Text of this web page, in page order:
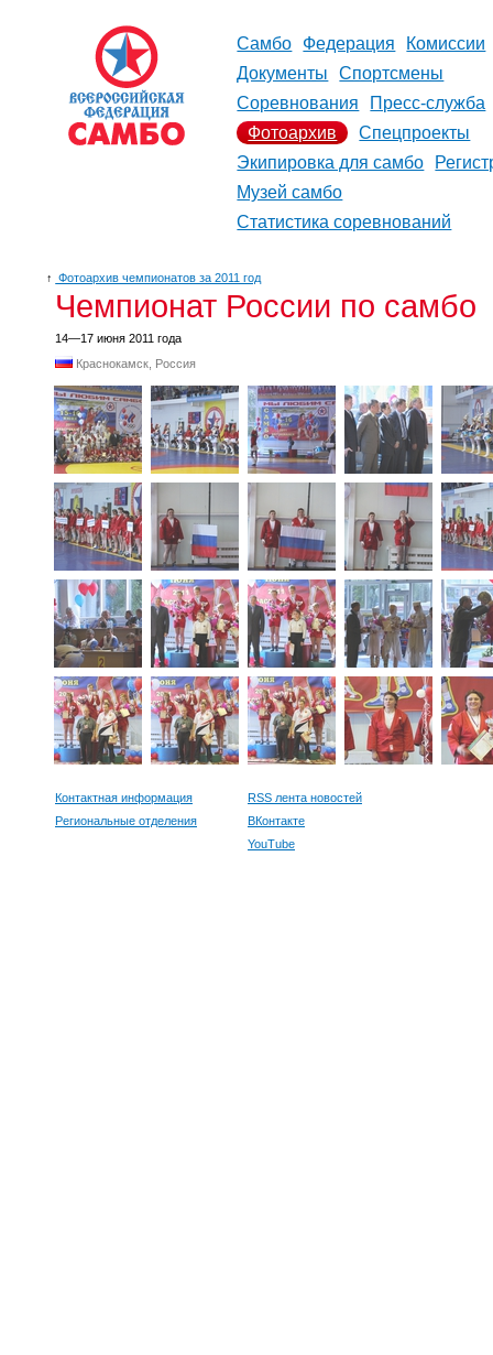
Самбо Федерация
Комиссии
Документы
Спортсмены
Соревнования
Пресс-служба
Фотоархив
Спецпроекты
Экипировка для самбо
Музей самбо
Статистика соревнований
↑ Фотоархив чемпионатов за 2011 год
Чемпионат России по самбо
14—17 июня 2011 года
Краснокамск, Россия
Контактная информация
Региональные отделения
RSS лента новостей
ВКонтакте
YouTube